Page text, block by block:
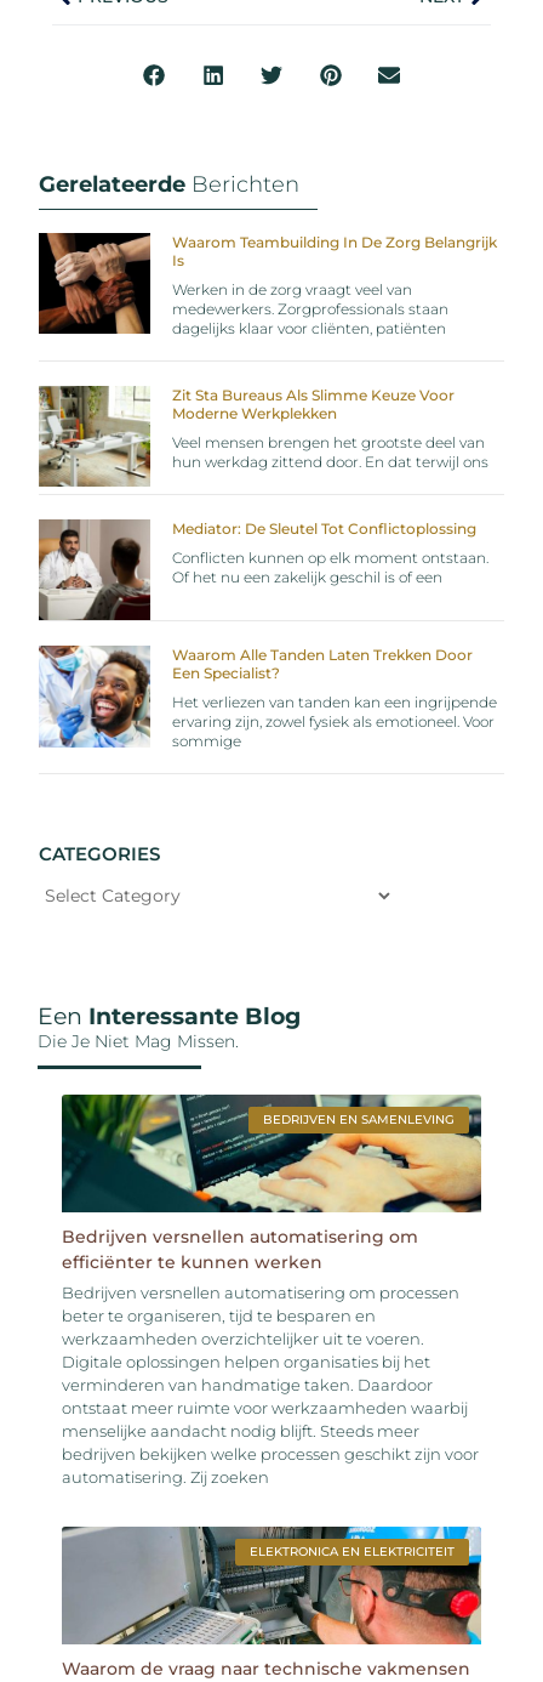
Gerelateerde Berichten
Waarom Teambuilding In De Zorg Belangrijk
Is
Werken in de zorg vraagt veel van
medewerkers. Zorgprofessionals staan
dagelijks klaar voor cliënten, patiënten
Zit Sta Bureaus Als Slimme Keuze Voor
Moderne Werkplekken
Veel mensen brengen het grootste deel van
hun werkdag zittend door. En dat terwijl ons
Mediator: De Sleutel Tot Conflictoplossing
Conflicten kunnen op elk moment ontstaan.
Of het nu een zakelijk geschil is of een
Waarom Alle Tanden Laten Trekken Door
Een Specialist?
Het verliezen van tanden kan een ingrijpende
ervaring zijn, zowel fysiek als emotioneel. Voor
sommige
CATEGORIES
Een Interessante Blog
Die Je Niet Mag Missen.
BEDRIJVEN EN SAMENLEVING
Bedrijven versnellen automatisering om
efficiënter te kunnen werken
Bedrijven versnellen automatisering om processen
beter te organiseren, tijd te besparen en
werkzaamheden overzichtelijker uit te voeren.
Digitale oplossingen helpen organisaties bij het
verminderen van handmatige taken. Daardoor
ontstaat meer ruimte voor werkzaamheden waarbij
menselijke aandacht nodig blijft. Steeds meer
bedrijven bekijken welke processen geschikt zijn voor
automatisering. Zij zoeken
ELEKTRONICA EN ELEKTRICITEIT
Waarom de vraag naar technische vakmensen